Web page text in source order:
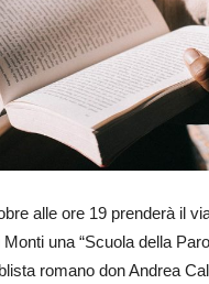
alle ore 19 prenderà il
una “Scuola della
romano don Andrea